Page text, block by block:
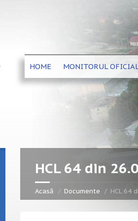
HOME MONITORUL
HCL 64 din
Acasă Documente HCL 64